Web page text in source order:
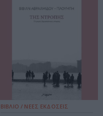
ΒΙΒΛΙΟ / ΝΕΕΣ ΕΚΔΟΣΕΙΣ